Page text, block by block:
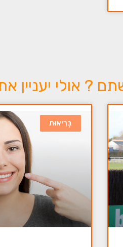
? אולי יעניין
בְּרִיאוּת